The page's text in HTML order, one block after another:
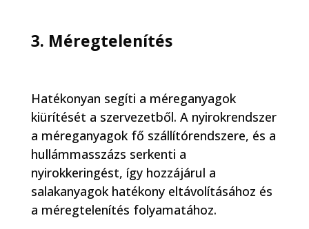
3. Méregtelenítés
Hatékonyan segíti a méreganyagok
kiürítését a szervezetből. A nyirokrendszer
a méreganyagok fő szállítórendszere, és a
hullámmasszázs serkenti a
nyirokkeringést, így hozzájárul a
salakanyagok hatékony eltávolításához és
a méregtelenítés folyamatához.